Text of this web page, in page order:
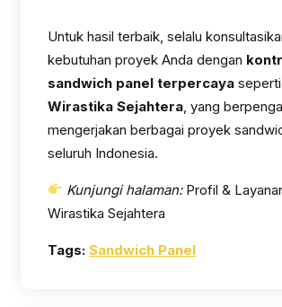
Untuk hasil terbaik, selalu
kebutuhan proyek Anda dengan
sandwich panel terpercaya seperti
Wirastika Sejahtera , yang
mengerjakan berbagai proyek
seluruh Indonesia.
Kunjungi halaman:Profil &
Wirastika Sejahtera
Tags: Sandwich Panel